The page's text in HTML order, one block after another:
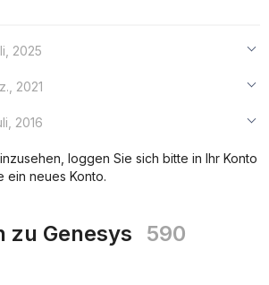
2025
***
2021
***
2016
***
loggen Sie sich bitte in Ihr Konto
ein neues Konto.
zu Genesys 590